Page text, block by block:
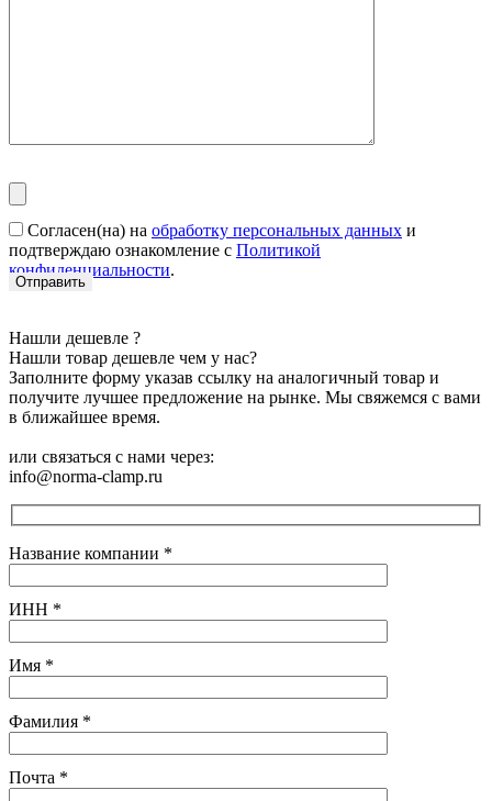
Согласен(на) на обработку персональных данных и
подтверждаю ознакомление с Политикой
конфиденциальности.
Нашли дешевле ?
Нашли товар дешевле чем у нас?
Заполните форму указав ссылку на аналогичный товар и
получите лучшее предложение на рынке. Мы свяжемся с вами
в ближайшее время.
или связаться с нами через:
info@norma-clamp.ru
Название компании *
ИНН *
Имя *
Фамилия *
Почта *